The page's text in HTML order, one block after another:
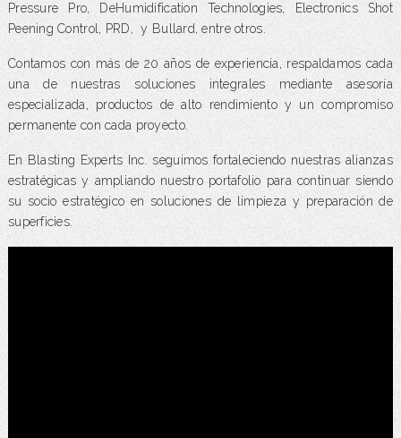
Pressure Pro, DeHumidification Technologies, Electronics Shot
Peening Control, PRD, y Bullard, entre otros.
Contamos con más de 20 años de experiencia, respaldamos cada
una de nuestras soluciones integrales mediante asesoría
especializada, productos de alto rendimiento y un compromiso
permanente con cada proyecto.
En Blasting Experts Inc. seguimos fortaleciendo nuestras alianzas
estratégicas y ampliando nuestro portafolio para continuar siendo
su socio estratégico en soluciones de limpieza y preparación de
superficies.